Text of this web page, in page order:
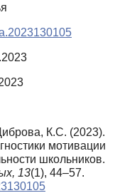
К.С. (2023).
мотивации
школьников.
13(1), 44–57.